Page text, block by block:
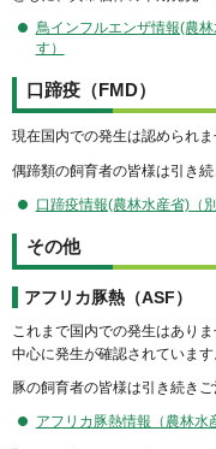
鳥インフルエンザ情報(農
す）
口蹄疫（FMD）
現在国内での発生は認められ
偶蹄類の飼育者の皆様は引き続
口蹄疫情報(農林水産省)（
その他
アフリカ豚熱（ASF）
これまで国内での発生はあり
中心に発生が確認されています
豚の飼育者の皆様は引き続きご
アフリカ豚熱情報（農林水